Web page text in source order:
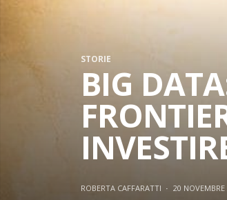
STORIE
BIG
ROBERTA CAFFARATTI · 20 NOVEMBRE